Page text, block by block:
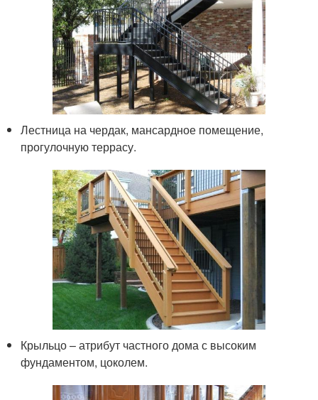
Лестница на чердак, мансардное помещение,
прогулочную террасу.
Крыльцо – атрибут частного дома с высоким
фундаментом, цоколем.